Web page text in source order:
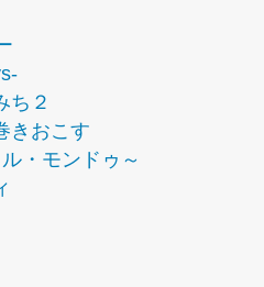
ち２
きおこす
・モンドゥ～